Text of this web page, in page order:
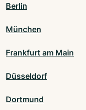
Berlin
München
Frankfurt am Main
Düsseldorf
Dortmund